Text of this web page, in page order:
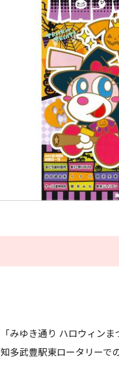
「みゆき通り ハロウィン
知多武豊駅東ロータリーで